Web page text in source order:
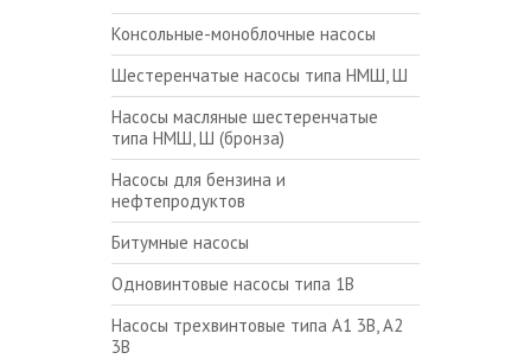
Консольные-моноблочные насосы
Шестеренчатые насосы типа НМШ, Ш
Насосы масляные шестеренчатые
типа НМШ, Ш (бронза)
Насосы для бензина и
нефтепродуктов
Битумные насосы
Одновинтовые насосы типа 1В
Насосы трехвинтовые типа А1 3В, А2
3В